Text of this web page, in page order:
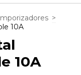
>
10A
10A